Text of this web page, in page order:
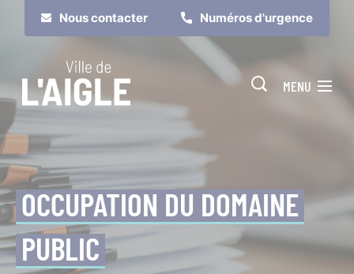
Nous contacter Numéros d'urgence
Je suis
MENU
OCCUPATION DU DOMAINE
PUBLIC
Cookies management panel